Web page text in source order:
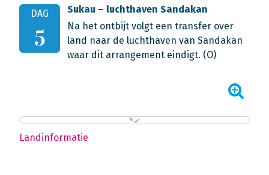
DAG
5
Sukau – luchthaven Sandakan
Na het ontbijt volgt een transfer over
land naar de luchthaven van Sandakan
waar dit arrangement eindigt. (O)
Landinformatie